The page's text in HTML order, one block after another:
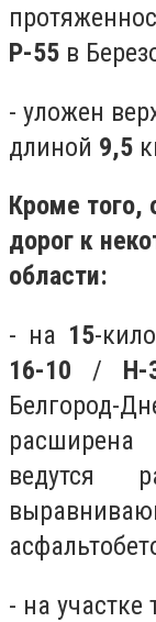
Р-55 в
- уложен
длиной 9,5
Кроме того,
дорог к
области:
- на 15-
16-10 / Н-
ведутся
- на участке